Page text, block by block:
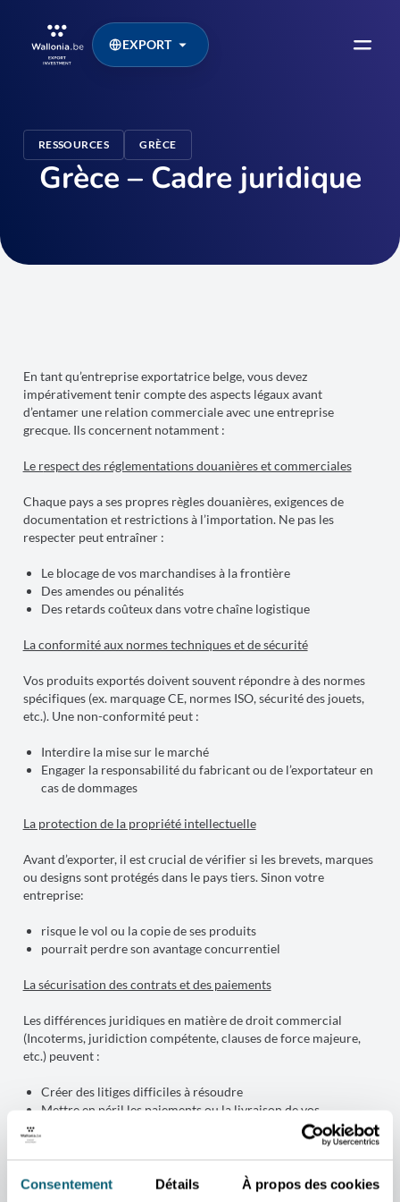
Consentement Détails À propos des cookies
EXPORT
RESSOURCES GRÈCE
Grèce – Cadre juridique
En tant qu’entreprise exportatrice belge, vous devez
impérativement tenir compte des aspects légaux avant
d’entamer une relation commerciale avec une entreprise
grecque. Ils concernent notamment :
Le respect des réglementations douanières et commerciales
Chaque pays a ses propres règles douanières, exigences de
documentation et restrictions à l’importation. Ne pas les
respecter peut entraîner :
Le blocage de vos marchandises à la frontière
Des amendes ou pénalités
Des retards coûteux dans votre chaîne logistique
La conformité aux normes techniques et de sécurité
Vos produits exportés doivent souvent répondre à des normes
spécifiques (ex. marquage CE, normes ISO, sécurité des jouets,
etc.). Une non-conformité peut :
Interdire la mise sur le marché
Engager la responsabilité du fabricant ou de l’exportateur en
cas de dommages
La protection de la propriété intellectuelle
Avant d’exporter, il est crucial de vérifier si les brevets, marques
ou designs sont protégés dans le pays tiers. Sinon votre
entreprise:
risque le vol ou la copie de ses produits
pourrait perdre son avantage concurrentiel
La sécurisation des contrats et des paiements
Les différences juridiques en matière de droit commercial
(Incoterms, juridiction compétente, clauses de force majeure,
etc.) peuvent :
Créer des litiges difficiles à résoudre
Mettre en péril les paiements ou la livraison de vos
La prévention des risques de non-conformité réglementaire